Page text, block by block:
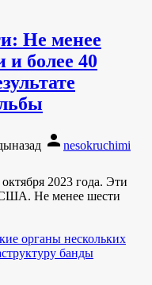
Не менее
и более 40
person nesokruchimi
2023 года. Эти
Не менее шести